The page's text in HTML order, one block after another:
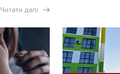
Читати далі